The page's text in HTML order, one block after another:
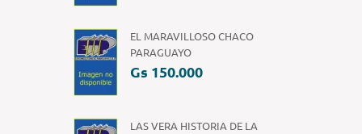
EL MARAVILLOSO CHACO
PARAGUAYO
Gs 150.000
LAS VERA HISTORIA DE LA